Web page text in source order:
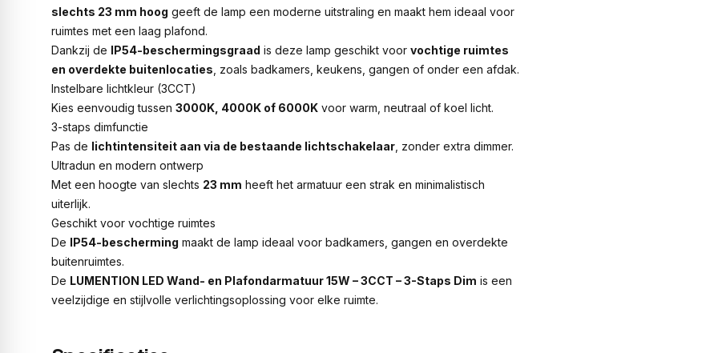
slechts 23 mm hoog geeft de lamp een moderne uitstraling en maakt hem ideaal voor
ruimtes met een laag plafond.
Dankzij de IP54-beschermingsgraad is deze lamp geschikt voor vochtige ruimtes
en overdekte buitenlocaties , zoals badkamers, keukens, gangen of onder een afdak.
Instelbare lichtkleur (3CCT)
Kies eenvoudig tussen 3000K, 4000K of 6000K voor warm, neutraal of koel licht.
3-staps dimfunctie
Pas de lichtintensiteit aan via de bestaande lichtschakelaar , zonder extra dimmer.
Ultradun en modern ontwerp
Met een hoogte van slechts 23 mm heeft het armatuur een strak en minimalistisch
uiterlijk.
Geschikt voor vochtige ruimtes
De IP54-bescherming maakt de lamp ideaal voor badkamers, gangen en overdekte
buitenruimtes.
De LUMENTION LED Wand- en Plafondarmatuur 15W – 3CCT – 3-Staps Dim is een
veelzijdige en stijlvolle verlichtingsoplossing voor elke ruimte.